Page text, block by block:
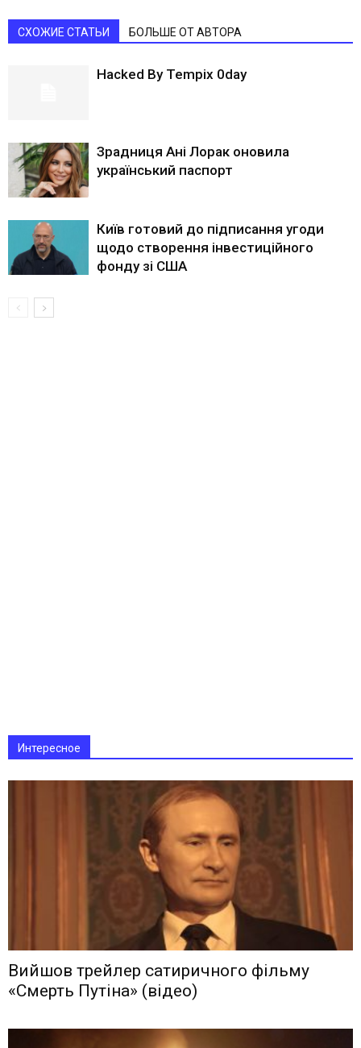
СХОЖИЕ СТАТЬИ БОЛЬШЕ ОТ АВТОРА
Hacked By Tempix 0day
Зрадниця Ані Лорак оновила
український паспорт
Київ готовий до підписання угоди
щодо створення інвестиційного
фонду зі США
Интересное
Вийшов трейлер сатиричного фільму
«Смерть Путіна» (відео)